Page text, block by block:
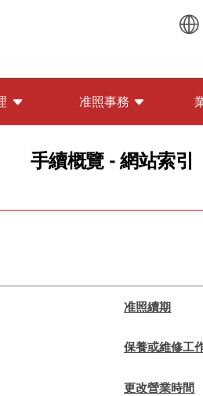
准照事務
手續概覽 - 網站索引
准照續期
保養或維修工
更改營業時間